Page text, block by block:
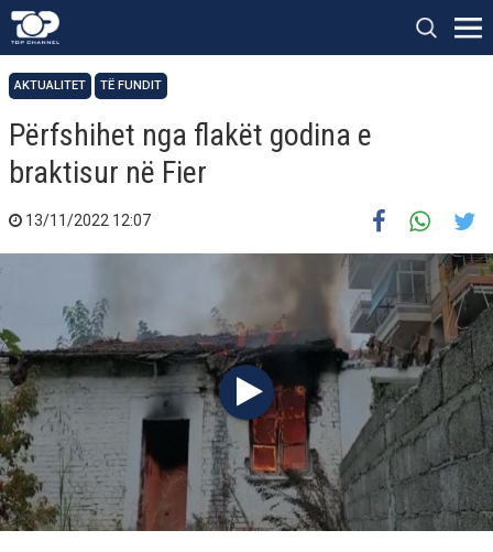
AKTUALITET TË FUNDIT
Përfshihet nga flakët godina e
braktisur në Fier
13/11/2022 12:07